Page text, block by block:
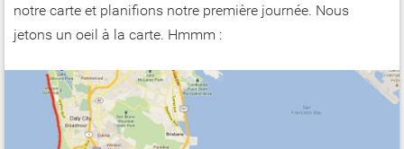
notre carte et planifions notre première journée. Nous
jetons un oeil à la carte. Hmmm :